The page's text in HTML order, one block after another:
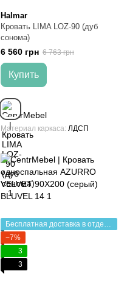
Halmar
Кровать LIMA LOZ-90 (дуб
сонома)
6 560 грн 6 763 грн
Купить
Материал каркаса ЛДСП
Бесплатная доставка в отделение НП
−7%
3
3